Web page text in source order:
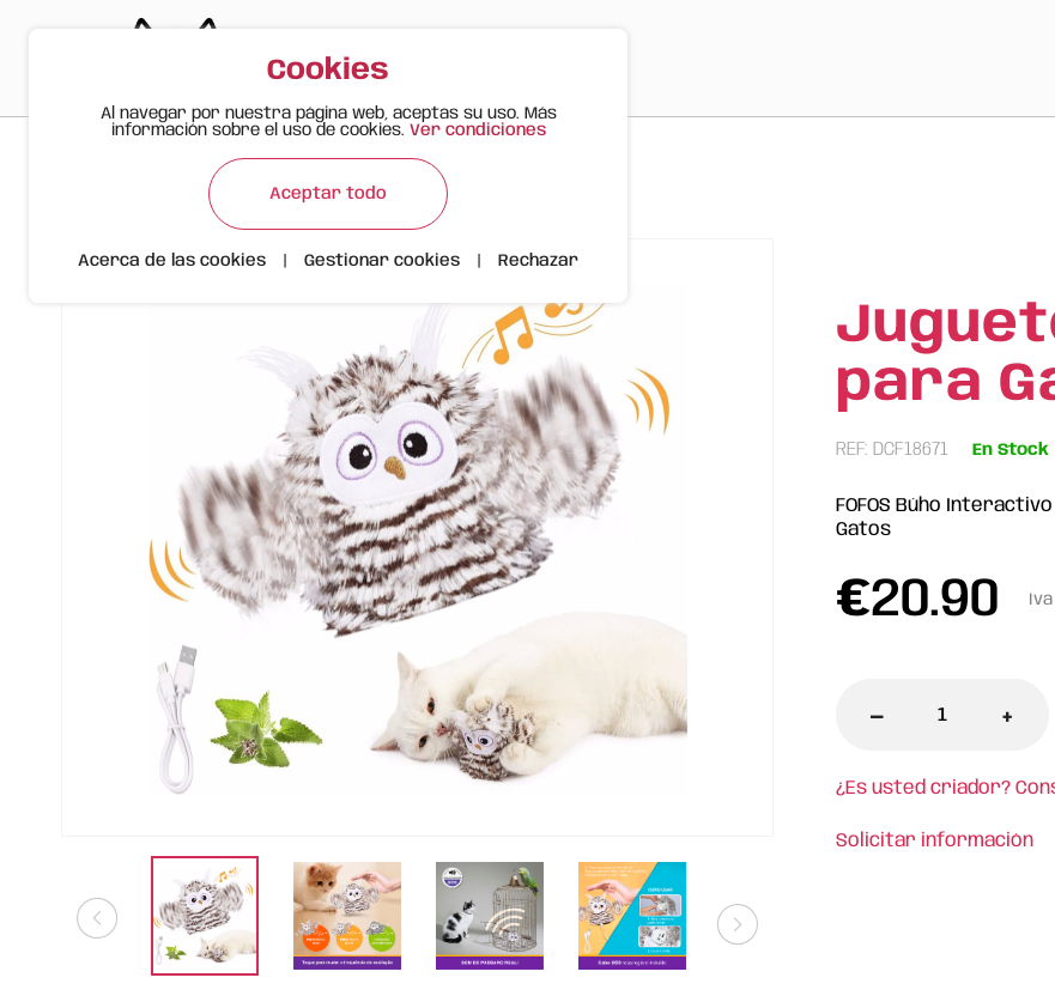
Productos > > Juguete Interactivo para Gatos Búho FOFOS
para
REF: DCF18671 En Stock
FOFOS Búho
Gatos
€20.90
- +
¿Es usted criador?
Solicitar información
Cookies
Al navegar por nuestra página web, aceptas su uso. Más
información sobre el uso de cookies. Ver condiciones
Aceptar todo
Acerca de las cookies Gestionar cookies Rechazar